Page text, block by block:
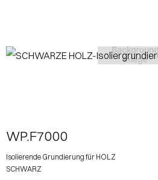
WP.F7000
Isolierende Grundierung für HOLZ
SCHWARZ